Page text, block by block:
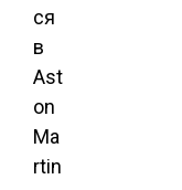
ся
в
Ast
on
Ma
rtin